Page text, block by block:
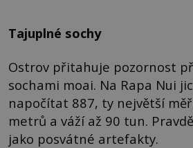
Tajuplné sochy
Ostrov přitahuje pozornost
sochami moai. Na Rapa Nui
napočítat 887, ty největší
metrů a váží až 90 tun.
jako posvátné artefakty.